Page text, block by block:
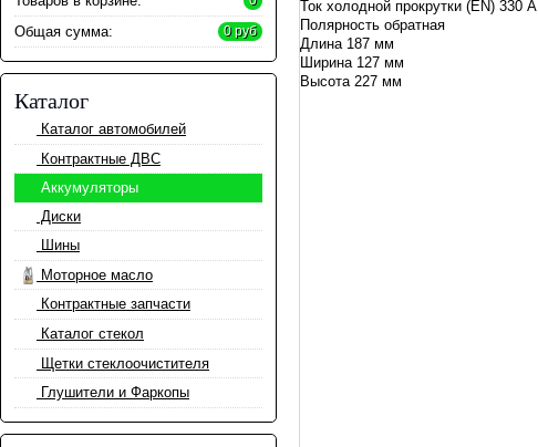
Общая сумма: 0 руб
Каталог
Каталог автомобилей
Контрактные ДВС
Аккумуляторы
Диски
Шины
Моторное масло
Контрактные запчасти
Каталог стекол
Щетки стеклоочистителя
Глушители и Фаркопы
Ток холодной прокрутки (EN) 330 А
Полярность обратная
Длина 187 мм
Ширина 127 мм
Высота 227 мм